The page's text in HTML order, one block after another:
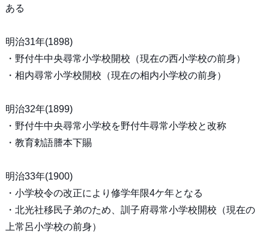
ある
明治31年(1898)
・野付牛中央尋常小学校開校（現在の西小学校の前身）
・相内尋常小学校開校（現在の相内小学校の前身）
明治32年(1899)
・野付牛中央尋常小学校を野付牛尋常小学校と改称
・教育勅語謄本下賜
明治33年(1900)
・小学校令の改正により修学年限4ケ年となる
・北光社移民子弟のため、訓子府尋常小学校開校（現在の
上常呂小学校の前身）